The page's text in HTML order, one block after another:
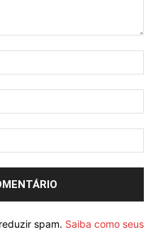
spam. Saiba como seus